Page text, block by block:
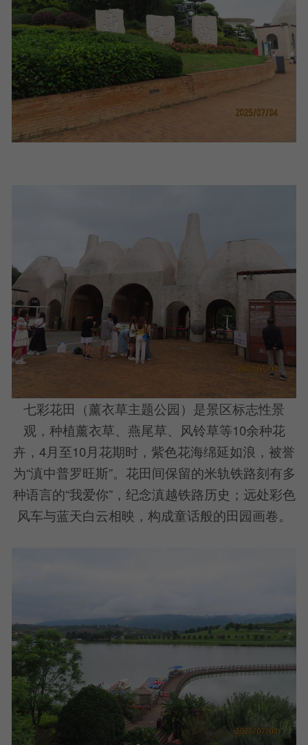
七彩花田（薰衣草主题公园）是景区标志性景
观，种植薰衣草、燕尾草、风铃草等10余种花
卉，4月至10月花期时，紫色花海绵延如浪，被誉
为“滇中普罗旺斯”。花田间保留的米轨铁路刻有多
种语言的“我爱你”，纪念滇越铁路历史；远处彩色
风车与蓝天白云相映，构成童话般的田园画卷。